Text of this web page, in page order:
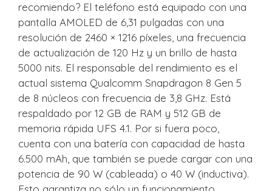
recomiendo? El teléfono está equipado con una
pantalla AMOLED de 6,31 pulgadas con una
resolución de 2460 × 1216 píxeles, una frecuencia
de actualización de 120 Hz y un brillo de hasta
5000 nits. El responsable del rendimiento es el
actual sistema Qualcomm Snapdragon 8 Gen 5
de 8 núcleos con frecuencia de 3,8 GHz. Está
respaldado por 12 GB de RAM y 512 GB de
memoria rápida UFS 4.1. Por si fuera poco,
cuenta con una batería con capacidad de hasta
6.500 mAh, que también se puede cargar con una
potencia de 90 W (cableada) o 40 W (inductiva).